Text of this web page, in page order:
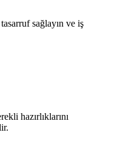
sağlayın ve iş
hazırlıklarını